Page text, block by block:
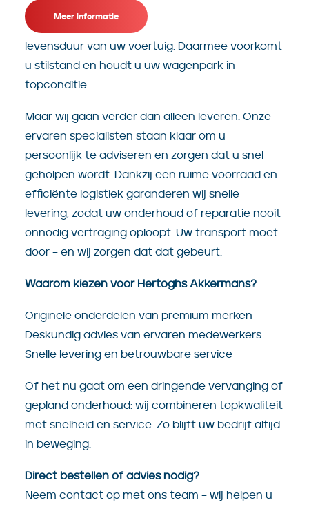
Meer informatie
Zo bent u verzekerd van de juiste pasvorm,
maximale betrouwbaarheid en een lange
levensduur van uw voertuig. Daarmee voorkomt
u stilstand en houdt u uw wagenpark in
topconditie.
Maar wij gaan verder dan alleen leveren. Onze
ervaren specialisten staan klaar om u
persoonlijk te adviseren en zorgen dat u snel
geholpen wordt. Dankzij een ruime voorraad en
efficiënte logistiek garanderen wij snelle
levering, zodat uw onderhoud of reparatie nooit
onnodig vertraging oploopt. Uw transport moet
door – en wij zorgen dat dat gebeurt.
Waarom kiezen voor Hertoghs Akkermans?
Originele onderdelen van premium merken
Deskundig advies van ervaren medewerkers
Snelle levering en betrouwbare service
Of het nu gaat om een dringende vervanging of
gepland onderhoud: wij combineren topkwaliteit
met snelheid en service. Zo blijft uw bedrijf altijd
in beweging.
Direct bestellen of advies nodig?
Neem contact op met ons team – wij helpen u